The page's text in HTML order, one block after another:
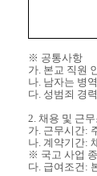
※ 공통사항
가. 본교 직원
나. 남자는 병
다. 성범죄 경
2. 채용 및 근무
가. 근무시간:
나. 계약기간:
※ 국고 사업
다. 급여조건 :